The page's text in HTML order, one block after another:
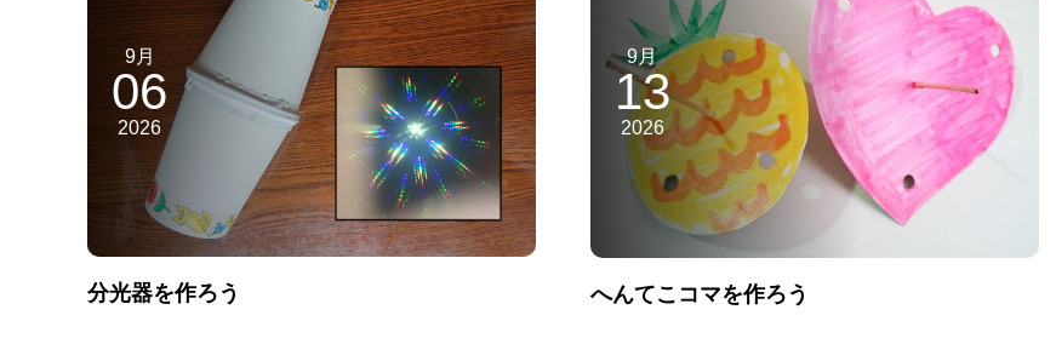
9月
06
2026
分光器を作ろう
9月
13
2026
へんてこコマを作ろう